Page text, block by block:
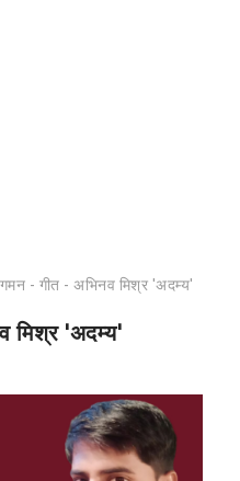
- गीत - अभिनव मिश्र 'अदम्य'
मिश्र 'अदम्य'